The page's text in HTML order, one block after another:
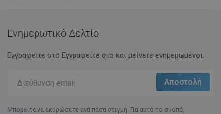
Ενημερωτικό Δελτίο
Εγγραφείτε στο Eγγραφείτε στο και μείνετε ενημερωμένοι.
Μπορείτε να ακυρώσετε ανά πάσα στιγμή. Για αυτό το σκοπό,